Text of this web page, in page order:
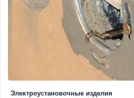
Электроустановочные изделия